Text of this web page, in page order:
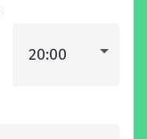
20:00